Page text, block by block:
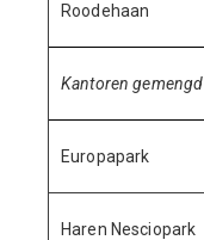
Roodehaan
Kantoren gemengd
Europapark
Haren Nesciopark